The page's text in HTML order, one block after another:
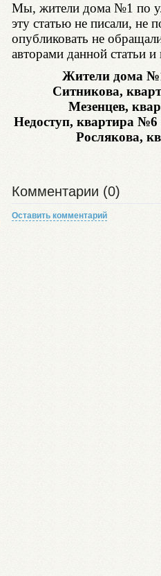
Мы, жители дома №1 по
эту статью не писали, не
опубликовать не
авторами данной статьи
Жители дома
Ситникова,
Мезенцев,
Недоступ, квартира
Рослякова,
Комментарии (0)
Оставить комментарий